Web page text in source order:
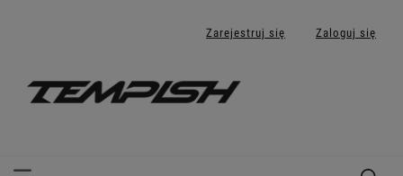
Zarejestruj się Zaloguj się